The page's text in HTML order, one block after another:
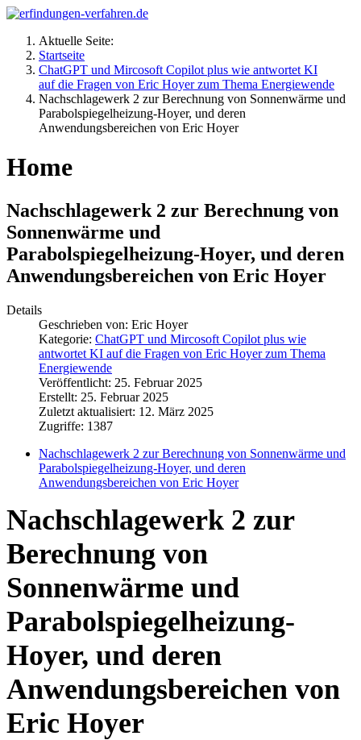
Aktuelle Seite:
Startseite
ChatGPT und Mircosoft Copilot plus wie antwortet KI
auf die Fragen von Eric Hoyer zum Thema Energiewende
Nachschlagewerk 2 zur Berechnung von Sonnenwärme und
Parabolspiegelheizung-Hoyer, und deren
Anwendungsbereichen von Eric Hoyer
Home
Nachschlagewerk 2 zur Berechnung von
Sonnenwärme und
Parabolspiegelheizung-Hoyer, und deren
Anwendungsbereichen von Eric Hoyer
Details
Geschrieben von: Eric Hoyer
Kategorie: ChatGPT und Mircosoft Copilot plus wie
antwortet KI auf die Fragen von Eric Hoyer zum Thema
Energiewende
Veröffentlicht: 25. Februar 2025
Erstellt: 25. Februar 2025
Zuletzt aktualisiert: 12. März 2025
Zugriffe: 1387
Nachschlagewerk 2 zur Berechnung von Sonnenwärme und
Parabolspiegelheizung-Hoyer, und deren
Anwendungsbereichen von Eric Hoyer
Nachschlagewerk 2 zur
Berechnung von
Sonnenwärme und
Parabolspiegelheizung-
Hoyer, und deren
Anwendungsbereichen von
Eric Hoyer